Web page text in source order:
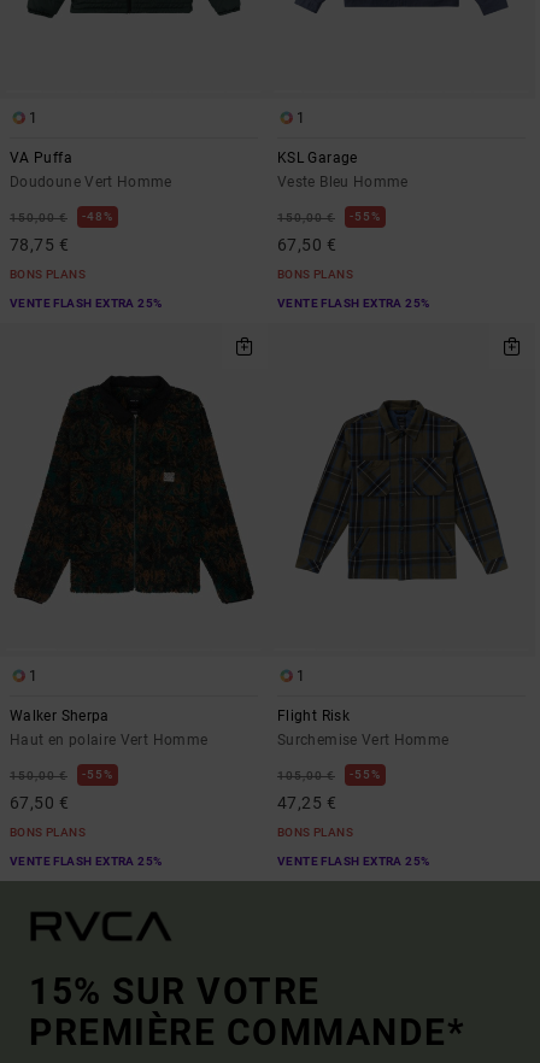
1
VA Puffa
Doudoune Vert Homme
150,00 € 48%
78,75 €
BONS PLANS
VENTE FLASH EXTRA 25%
1
KSL Garage
Veste Bleu Homme
150,00 € 55%
67,50 €
BONS PLANS
VENTE FLASH EXTRA 25%
1
Walker Sherpa
Haut en polaire Vert Homme
150,00 € 55%
67,50 €
BONS PLANS
VENTE FLASH EXTRA 25%
1
Flight Risk
Surchemise Vert Homme
105,00 € 55%
47,25 €
BONS PLANS
VENTE FLASH EXTRA 25%
15% SUR VOTRE
PREMIÈRE COMMANDE*